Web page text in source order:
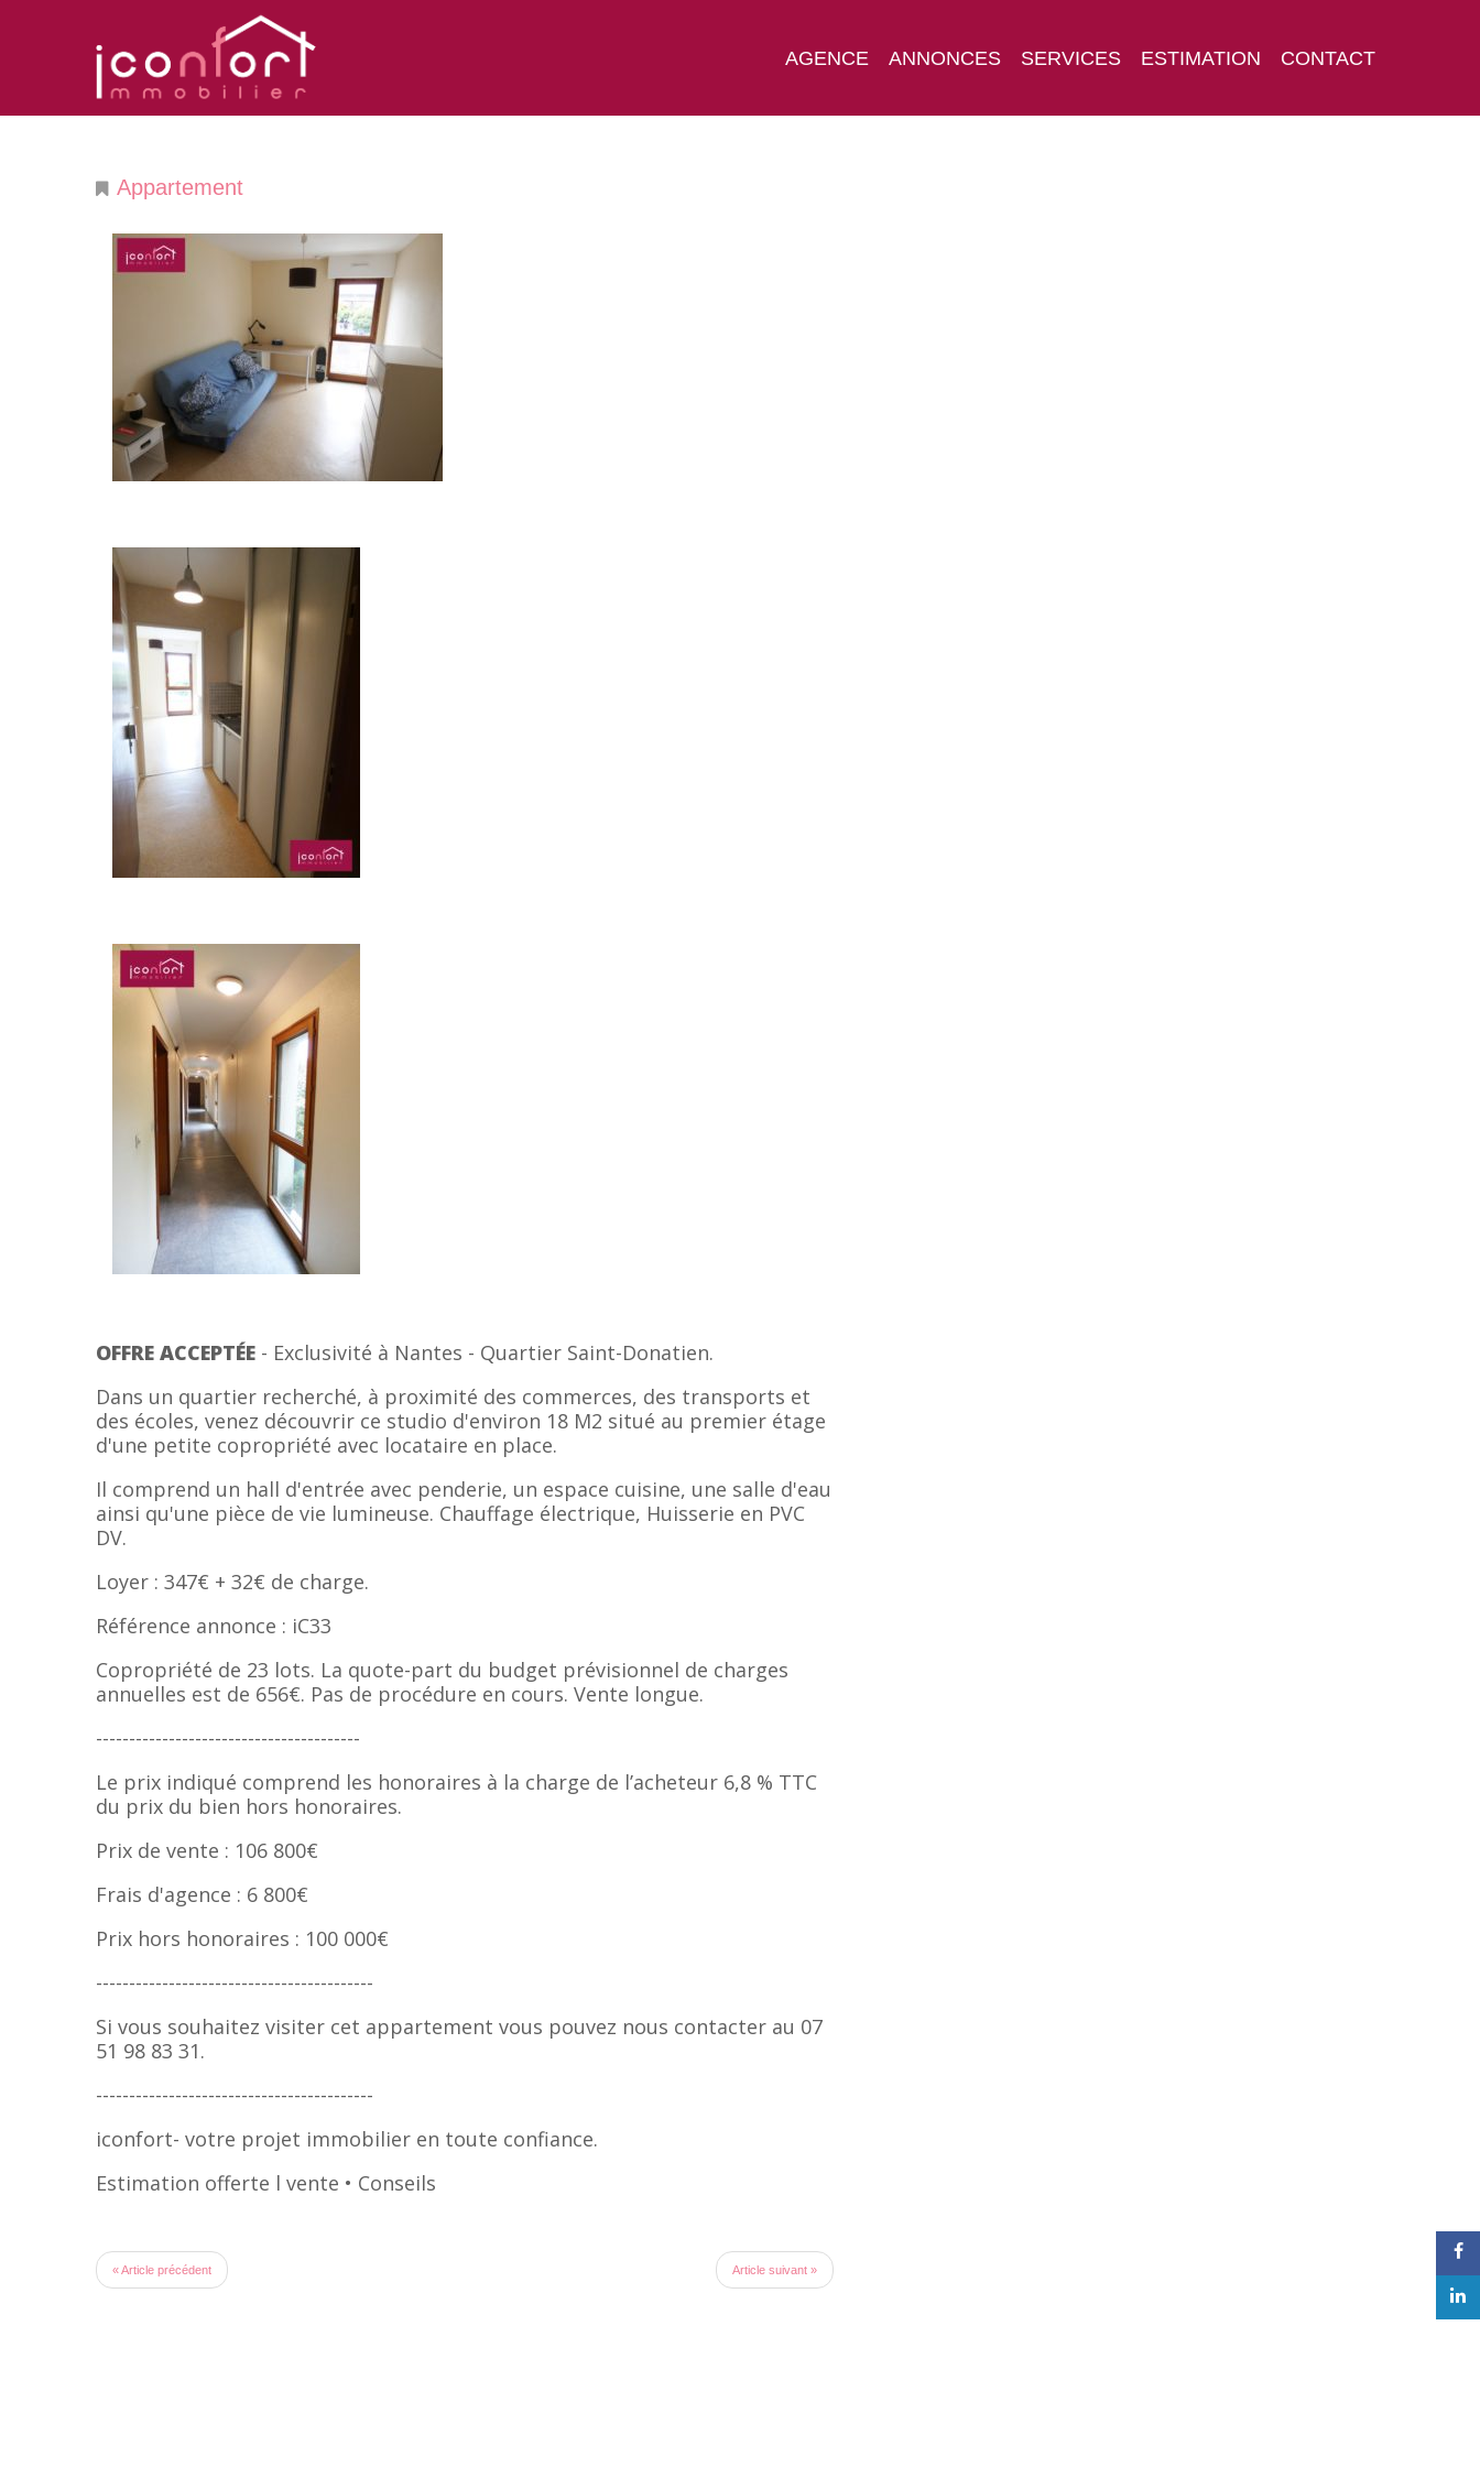
AGENCE ANNONCES SERVICES ESTIMATION CONTACT
Appartement
OFFRE ACCEPTÉE - Exclusivité à Nantes - Quartier Saint-Donatien.
Dans un quartier recherché, à proximité des commerces, des transports et
des écoles, venez découvrir ce studio d'environ 18 M2 situé au premier étage
d'une petite copropriété avec locataire en place.
Il comprend un hall d'entrée avec penderie, un espace cuisine, une salle d'eau
ainsi qu'une pièce de vie lumineuse. Chauffage électrique, Huisserie en PVC
DV.
Loyer : 347€ + 32€ de charge.
Référence annonce : iC33
Copropriété de 23 lots. La quote-part du budget prévisionnel de charges
annuelles est de 656€. Pas de procédure en cours. Vente longue.
----------------------------------------
Le prix indiqué comprend les honoraires à la charge de l’acheteur 6,8 % TTC
du prix du bien hors honoraires.
Prix de vente : 106 800€
Frais d'agence : 6 800€
Prix hors honoraires : 100 000€
------------------------------------------
Si vous souhaitez visiter cet appartement vous pouvez nous contacter au 07
51 98 83 31.
------------------------------------------
iconfort- votre projet immobilier en toute confiance.
Estimation offerte l vente • Conseils
« Article précédent Article suivant »